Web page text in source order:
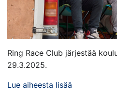
Ring Race Club järjestää
29.3.2025.
Lue aiheesta lisää